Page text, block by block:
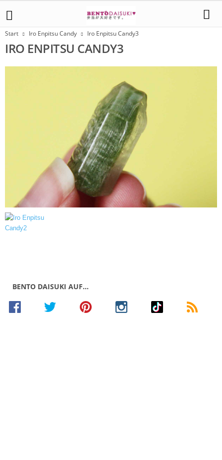
Start Iro Enpitsu Candy Iro Enpitsu Candy3
IRO ENPITSU CANDY3
BENTO DAISUKI AUF…